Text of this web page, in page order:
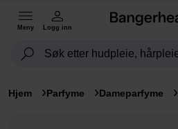
Meny Logg inn
Hjem Parfyme Dameparfyme